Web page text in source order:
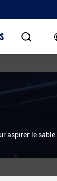
aspirer le